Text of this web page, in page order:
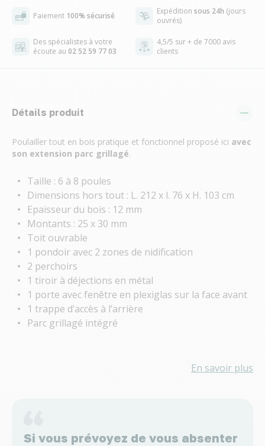
Paiement 100% sécurisé Expédition sous 24h (jours
ouvrés)
Des spécialistes à votre
écoute au 02 52 59 77 03
4,5/5 sur + de 7000 avis
clients
Détails produit
Poulailler tout en bois pratique et fonctionnel proposé ici avec
son extension parc grillagé.
Taille : 6 à 8 poules
Dimensions hors tout : L. 212 x l. 76 x H. 103 cm
Epaisseur du bois : 12 mm
Montants : 25 x 30 mm
Toit ouvrable
1 pondoir avec 2 zones de nidification
2 perchoirs
1 tiroir à déjections en métal
1 porte avec fenêtre en plexiglas sur la face avant
1 trappe d’accès à l’arrière
Parc grillagé intégré
En savoir plus
Si vous prévoyez de vous absenter